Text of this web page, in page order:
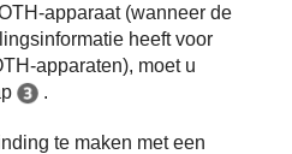
apparaat (wanneer de
heeft voor
apparaten), moet u
.
te maken met een